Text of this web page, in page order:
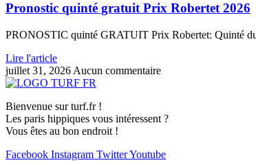
Pronostic quinté gratuit Prix Robertet 2026
PRONOSTIC quinté GRATUIT Prix Robertet: Quinté
Lire l'article
juillet 31, 2026 Aucun commentaire
Bienvenue sur turf.fr !
Les paris hippiques vous intéressent ?
Vous êtes au bon endroit !
Facebook Instagram TwitterYoutube